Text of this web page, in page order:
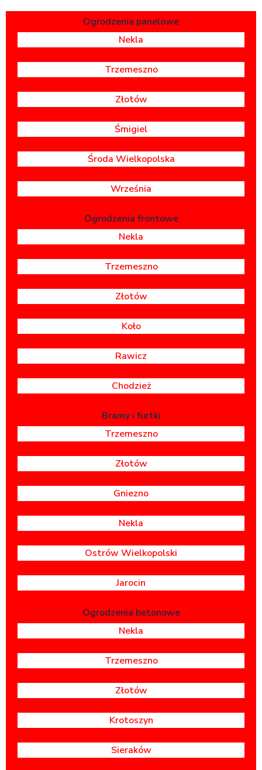
Ogrodzenia panelowe
Nekla
Trzemeszno
Złotów
Śmigiel
Środa Wielkopolska
Września
Ogrodzenia frontowe
Nekla
Trzemeszno
Złotów
Koło
Rawicz
Chodzież
Bramy i furtki
Trzemeszno
Złotów
Gniezno
Nekla
Ostrów Wielkopolski
Jarocin
Ogrodzenia betonowe
Nekla
Trzemeszno
Złotów
Krotoszyn
Sieraków